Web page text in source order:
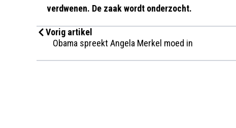
verdwenen. De zaak wordt onderzocht.
Vorig artikel
Obama spreekt Angela Merkel moed in